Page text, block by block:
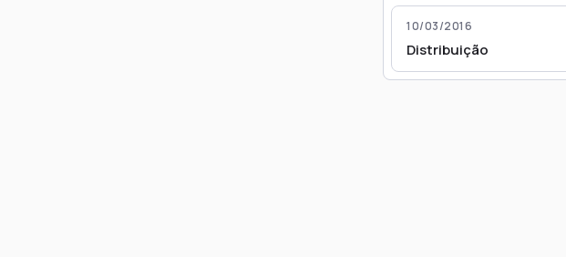
10/03/2016
Distribuição